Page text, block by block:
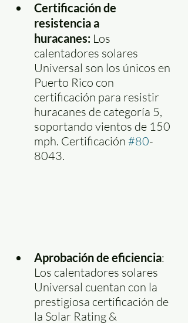
Certificación de
resistencia a
huracanes: Los
calentadores solares
Universal son los únicos en
Puerto Rico con
certificación para resistir
huracanes de categoría 5,
soportando vientos de 150
mph. Certificación #80-
8043.
Aprobación de eficiencia:
Los calentadores solares
Universal cuentan con la
prestigiosa certificación de
la Solar Rating &